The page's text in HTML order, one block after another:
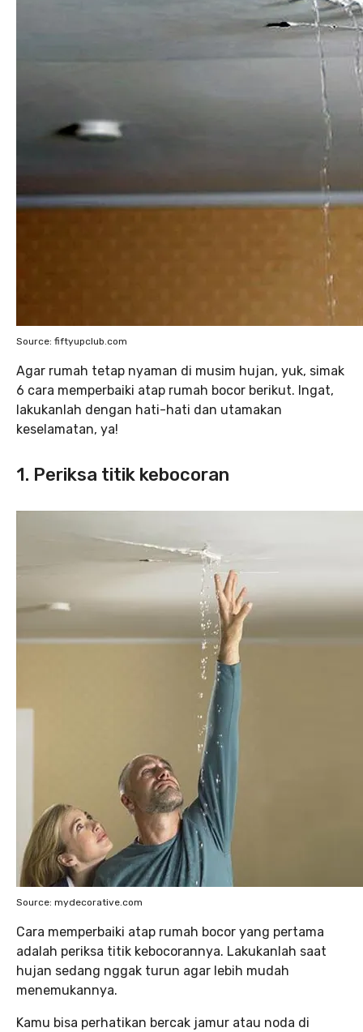
Source: fiftyupclub.com
Agar rumah tetap nyaman di musim hujan, yuk, simak
6 cara memperbaiki atap rumah bocor berikut. Ingat,
lakukanlah dengan hati-hati dan utamakan
keselamatan, ya!
1. Periksa titik kebocoran
Source: mydecorative.com
Cara memperbaiki atap rumah bocor yang pertama
adalah periksa titik kebocorannya. Lakukanlah saat
hujan sedang nggak turun agar lebih mudah
menemukannya.
Kamu bisa perhatikan bercak jamur atau noda di